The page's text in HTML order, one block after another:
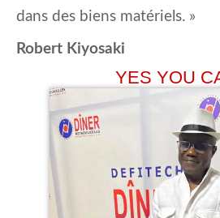
dans des biens matériels. »
Robert Kiyosaki
YES YOU